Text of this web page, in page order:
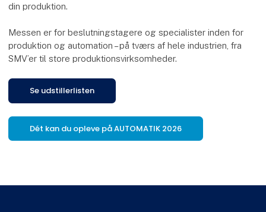
din produktion.
Messen er for beslutningstagere og specialister inden for
produktion og automation – på tværs af hele industrien, fra
SMV’er til store produktionsvirksomheder.
Se udstillerlisten
Dét kan du opleve på AUTOMATIK 2026